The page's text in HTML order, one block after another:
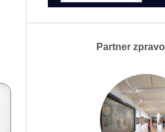
Partner